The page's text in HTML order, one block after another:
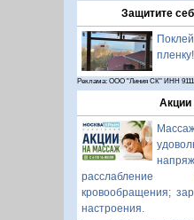
Защитите
пленку!
Реклама: ООО "Линия СК" ИНН
Акции
кровообращения;
настроения.